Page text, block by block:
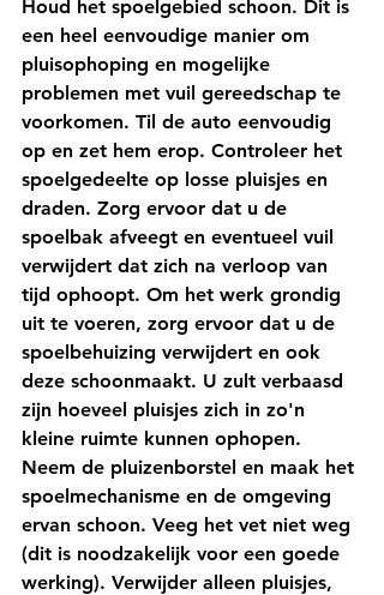
Houd het spoelgebied schoon. Dit is
een heel eenvoudige manier om
pluisophoping en mogelijke
problemen met vuil gereedschap te
voorkomen. Til de auto eenvoudig
op en zet hem erop. Controleer het
spoelgedeelte op losse pluisjes en
draden. Zorg ervoor dat u de
spoelbak afveegt en eventueel vuil
verwijdert dat zich na verloop van
tijd ophoopt. Om het werk grondig
uit te voeren, zorg ervoor dat u de
spoelbehuizing verwijdert en ook
deze schoonmaakt. U zult verbaasd
zijn hoeveel pluisjes zich in zo'n
kleine ruimte kunnen ophopen.
Neem de pluizenborstel en maak het
spoelmechanisme en de omgeving
ervan schoon. Veeg het vet niet weg
(dit is noodzakelijk voor een goede
werking). Verwijder alleen pluisjes,